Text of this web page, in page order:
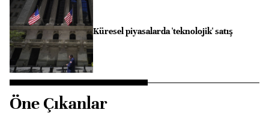
Küresel piyasalarda 'teknolojik' satış
Öne Çıkanlar